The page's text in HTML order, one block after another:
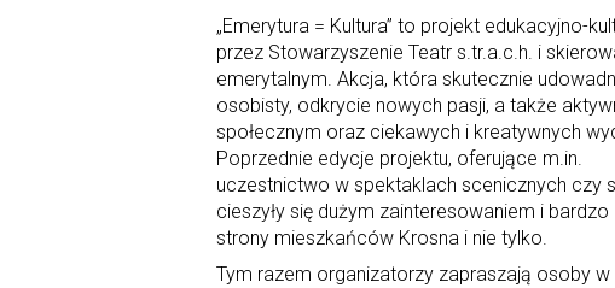
„Emerytura = Kultura” to projekt edukacyjno-
przez Stowarzyszenie Teatr s.tr.a.c.h. i
emerytalnym. Akcja, która skutecznie
osobisty, odkrycie nowych pasji, a także
społecznym oraz ciekawych i kreatywnych
Poprzednie edycje projektu, oferujące m.in.
uczestnictwo w spektaklach scenicznych czy
cieszyły się dużym zainteresowaniem i
strony mieszkańców Krosna i nie tylko.
Tym razem organizatorzy zapraszają osoby w